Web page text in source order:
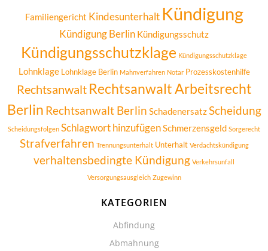
Familiengericht Kindesunterhalt Kündigung
Kündigung Berlin Kündigungsschutz
Kündigungsschutzklage Kündigungsschutzklage
Lohnklage Lohnklage Berlin Mahnverfahren Notar Prozesskostenhilfe
Rechtsanwalt Rechtsanwalt Arbeitsrecht
Berlin Rechtsanwalt Berlin SchadenersatzScheidung
Scheidungsfolgen Schlagwort hinzufügenSchmerzensgeld Sorgerecht
Strafverfahren Trennungsunterhalt Unterhalt Verdachtskündigung
verhaltensbedingte Kündigung Verkehrsunfall
Versorgungsausgleich Zugewinn
KATEGORIEN
Abfindung
Abmahnung